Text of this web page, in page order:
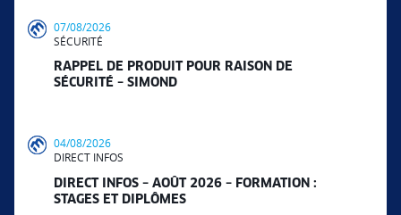
07/08/2026
SÉCURITÉ
RAPPEL DE PRODUIT POUR RAISON DE
SÉCURITÉ – SIMOND
04/08/2026
DIRECT INFOS
DIRECT INFOS – AOÛT 2026 – FORMATION :
STAGES ET DIPLÔMES